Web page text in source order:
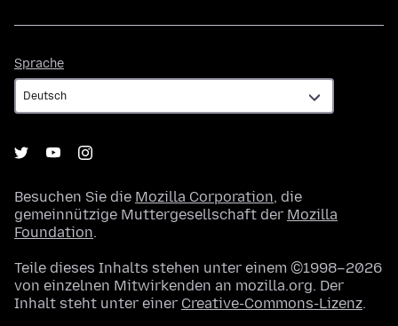
Sprache
Besuchen Sie die Mozilla Corporation, die
gemeinnützige Muttergesellschaft der Mozilla
Foundation.
Teile dieses Inhalts stehen unter einem ©1998–2026
von einzelnen Mitwirkenden an mozilla.org. Der
Inhalt steht unter einer Creative-Commons-Lizenz.